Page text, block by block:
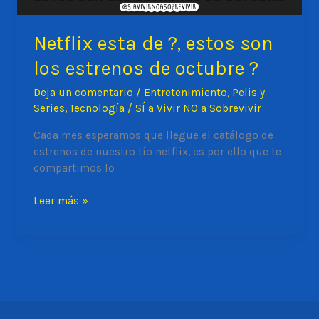
Netflix esta de ?, estos son
los estrenos de octubre ?
Deja un comentario / Entretenimiento, Pelis y
Series,Tecnología /SÍ a Vivir NO a Sobrevivir
Cada mes esperamos que llegue el catálogo de
estrenos de nuestro tío netflix, es por ello que te
compartimos lo
Netflix
Leer más »